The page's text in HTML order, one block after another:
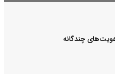
چندگانه